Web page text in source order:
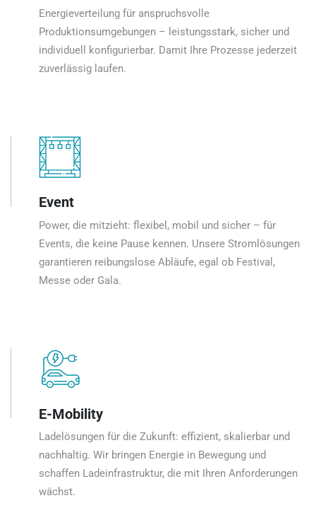
Energieverteilung für anspruchsvolle
Produktionsumgebungen – leistungsstark, sicher und
individuell konfigurierbar. Damit Ihre Prozesse jederzeit
zuverlässig laufen.
Event
Power, die mitzieht: flexibel, mobil und sicher – für
Events, die keine Pause kennen. Unsere Stromlösungen
garantieren reibungslose Abläufe, egal ob Festival,
Messe oder Gala.
E-Mobility
Ladelösungen für die Zukunft: effizient, skalierbar und
nachhaltig. Wir bringen Energie in Bewegung und
schaffen Ladeinfrastruktur, die mit Ihren Anforderungen
wächst.